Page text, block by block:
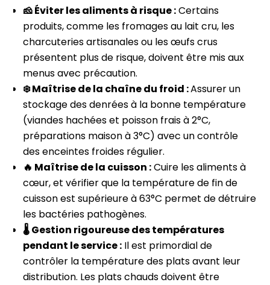
🧀 Éviter les aliments à risque :Certains
produits, comme les fromages au lait cru, les
charcuteries artisanales ou les œufs crus
présentent plus de risque, doivent être mis aux
menus avec précaution.
❄️ Maîtrise de la chaîne du froid :Assurer un
stockage des denrées à la bonne température
(viandes hachées et poisson frais à 2°C,
préparations maison à 3°C) avec un contrôle
des enceintes froides régulier.
🔥 Maîtrise de la cuisson :Cuire les aliments à
cœur, et vérifier que la température de fin de
cuisson est supérieure à 63°C permet de détruire
les bactéries pathogènes.
🌡️ Gestion rigoureuse des températures
pendant le service : Il est primordial de
contrôler la température des plats avant leur
distribution. Les plats chauds doivent être